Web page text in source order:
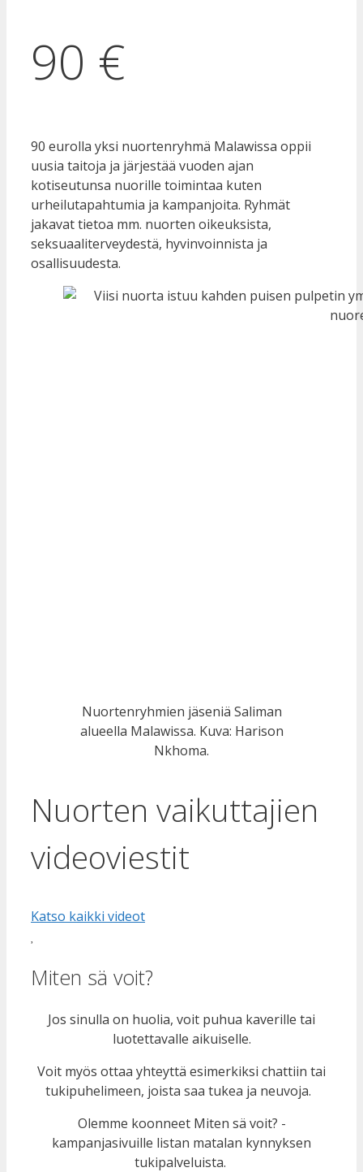
90 €
90 eurolla yksi nuortenryhmä Malawissa oppii
uusia taitoja ja järjestää vuoden ajan
kotiseutunsa nuorille toimintaa kuten
urheilutapahtumia ja kampanjoita. Ryhmät
jakavat tietoa mm. nuorten oikeuksista,
seksuaaliterveydestä, hyvinvoinnista ja
osallisuudesta.
Nuortenryhmien jäseniä Saliman
alueella Malawissa. Kuva: Harison
Nkhoma.
Nuorten vaikuttajien
videoviestit
Katso kaikki videot
Miten sä voit?
Jos sinulla on huolia, voit puhua kaverille tai
luotettavalle aikuiselle.
Voit myös ottaa yhteyttä esimerkiksi chattiin tai
tukipuhelimeen, joista saa tukea ja neuvoja.
Olemme koonneet Miten sä voit? -
kampanjasivuille listan matalan kynnyksen
tukipalveluista.